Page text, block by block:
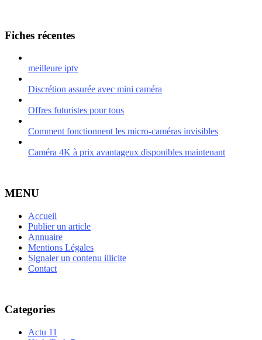
Fiches récentes
meilleure iptv
Discrétion assurée avec mini caméra
Offres futuristes pour tous
Comment fonctionnent les micro-caméras invisibles
Caméra 4K à prix avantageux disponibles maintenant
MENU
Accueil
Publier un article
Annuaire
Mentions Légales
Signaler un contenu illicite
Contact
Categories
Actu 11